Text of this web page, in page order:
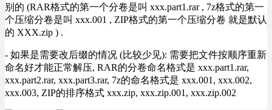
别的 (RAR格式的第一个分卷是叫 xxx.part1.rar , 7z格式的第一
个压缩分卷是叫 xxx.001 , ZIP格式的第一个压缩分卷 就是默认
的 XXX.zip ) .
- 如果是需要改后缀的情况 (比较少见): 需要把文件按顺序重新
命名好才能正常解压, RAR的分卷命名格式是 xxx.part1.rar,
xxx.part2.rar, xxx.part3.rar, 7z的命名格式是 xxx.001, xxx.002,
xxx.003, ZIP的排序格式 xxx.zip, xxx.zip.001, xxx.zip.002